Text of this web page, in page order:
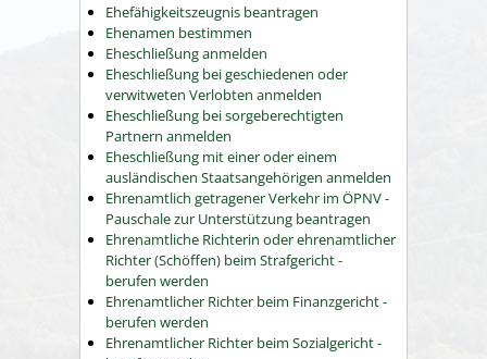
Ehefähigkeitszeugnis beantragen
Ehenamen bestimmen
Eheschließung anmelden
Eheschließung bei geschiedenen oder
verwitweten Verlobten anmelden
Eheschließung bei sorgeberechtigten
Partnern anmelden
Eheschließung mit einer oder einem
ausländischen Staatsangehörigen anmelden
Ehrenamtlich getragener Verkehr im ÖPNV -
Pauschale zur Unterstützung beantragen
Ehrenamtliche Richterin oder ehrenamtlicher
Richter (Schöffen) beim Strafgericht -
berufen werden
Ehrenamtlicher Richter beim Finanzgericht -
berufen werden
Ehrenamtlicher Richter beim Sozialgericht -